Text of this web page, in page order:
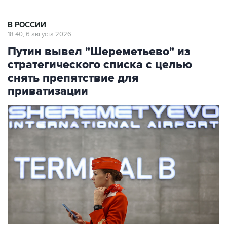
В РОССИИ
18:40, 6 августа 2026
Путин вывел "Шереметьево" из
стратегического списка с целью
снять препятствие для
приватизации